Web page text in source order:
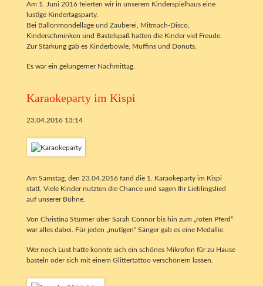
Am 1. Juni 2016 feierten wir in unserem Kinderspielhaus eine
lustige Kindertagsparty.
Bei Ballonmondellage und Zauberei, Mitmach-Disco,
Kinderschminken und Bastelspaß hatten die Kinder viel Freude.
Zur Stärkung gab es Kinderbowle, Muffins und Donuts.
Es war ein gelungerner Nachmittag.
Karaokeparty im Kispi
23.04.2016 13:14
Am Samstag, den 23.04.2016 fand die 1. Karaokeparty im Kispi
statt. Viele Kinder nutzten die Chance und sagen Ihr Lieblingslied
auf unserer Bühne.
Von Christina Stürmer über Sarah Connor bis hin zum „roten Pferd“
war alles dabei. Für jeden „mutigen“ Sänger gab es eine Medallie.
Wer noch Lust hatte konnte sich ein schönes Mikrofon für zu Hause
basteln oder sich mit einem Glittertattoo verschönern lassen.